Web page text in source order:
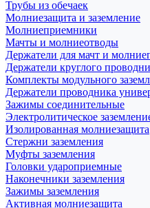
Трубы из обечаек
Молниезащита и заземление
Молниеприемники
Мачты и молниеотводы
Держатели для мачт и
Держатели круглого
Комплекты модульного
Держатели проводника
Зажимы соединительные
Электролитическое
Изолированная молниезащита
Стержни заземления
Муфты заземления
Головки удароприемные
Наконечники заземления
Зажимы заземления
Активная молниезащита